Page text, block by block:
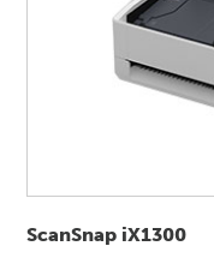
ScanSnap iX1300